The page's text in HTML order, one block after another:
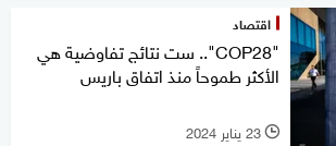
اقتصاد
"COP28".. ست نتائج تفاوضية هي
الأكثر طموحاً منذ اتفاق باريس
l 23 يناير 2024